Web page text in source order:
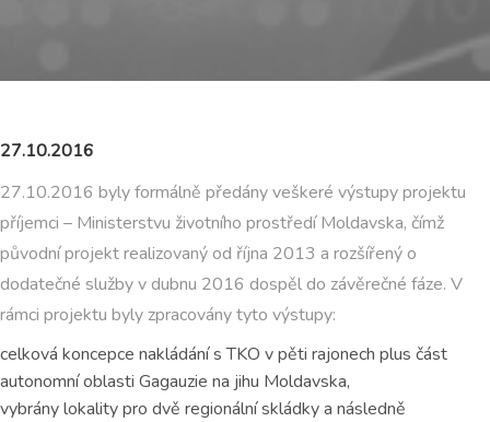
27.10.2016
27.10.2016 byly formálně předány veškeré výstupy projektu
příjemci – Ministerstvu životního prostředí Moldavska, čímž
původní projekt realizovaný od října 2013 a rozšířený o
dodatečné služby v dubnu 2016 dospěl do závěrečné fáze. V
rámci projektu byly zpracovány tyto výstupy:
celková koncepce nakládání s TKO v pěti rajonech plus část
autonomní oblasti Gagauzie na jihu Moldavska,
vybrány lokality pro dvě regionální skládky a následně